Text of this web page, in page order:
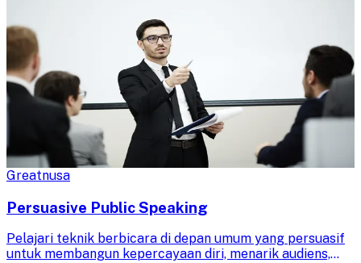
Greatnusa
Persuasive Public Speaking
Pelajari teknik berbicara di depan umum yang persuasif
untuk membangun kepercayaan diri, menarik audiens,